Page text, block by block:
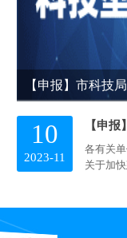
【申报】市科技
10
2023-11
【申
各有关
关于加